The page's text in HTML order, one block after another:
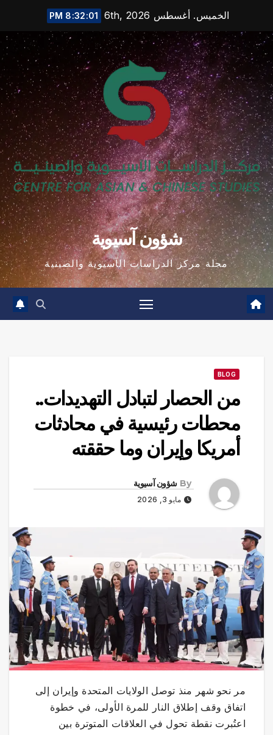
content
الخميس. أغسطس 6th, 2026 8:32:02 PM
شؤون آسيوية
مجلة مركز الدراسات الآسيوية والصينية
BLOG
من الحصار لتبادل التهديدات..
محطات رئيسية في محادثات
أمريكا وإيران وما حققته
By شؤون آسيوية
مايو 3, 2026
مر نحو شهر منذ توصل الولايات المتحدة وإيران إلى
اتفاق وقف إطلاق النار للمرة الأولى، في خطوة
اعتُبرت نقطة تحول في العلاقات المتوترة بين